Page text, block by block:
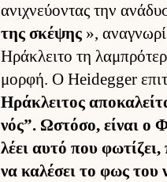
ανιχνεύ­οντας την
της σκέψης »,
Ηράκλειτο τη
μορ­φή. Ο Heidegger
Ηράκλει­τος
νός”. Ωστόσο, εί­ναι ο
λέει αυτό που
να καλέσει το φως του